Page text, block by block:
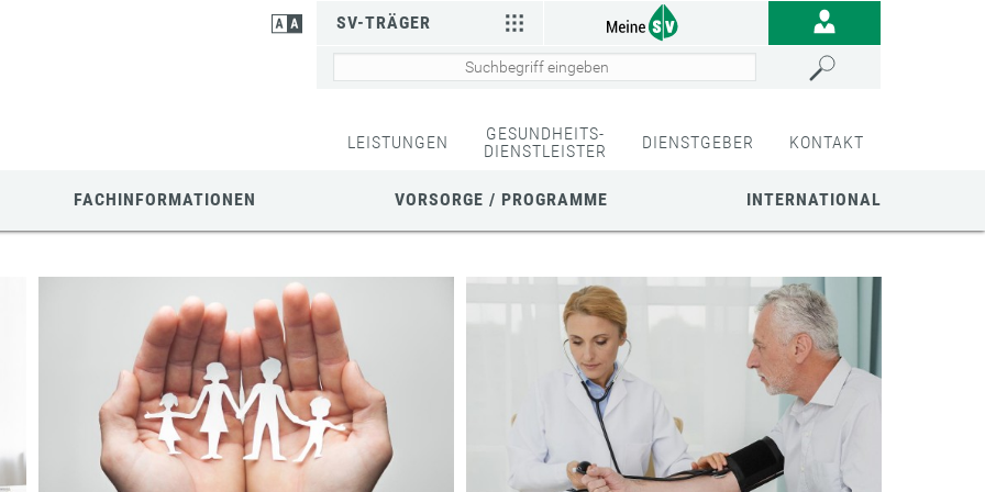
SV-TRÄGER
LEISTUNGEN
GESUNDHEITS-
DIENSTLEISTER
DIENSTGEBER KONTAKT
FACHINFORMATIONEN VORSORGE / PROGRAMME INTERNATIONAL